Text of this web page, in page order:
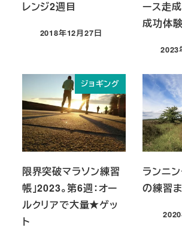
レンジ2週目
投稿日
2018年12月27日
ース走
成功体
投稿
2023
ジョギング
限界突破マラソン練習
帳」2023。第6週：オー
ルクリアで大量★ゲッ
ト
ランニ
の練習
投稿